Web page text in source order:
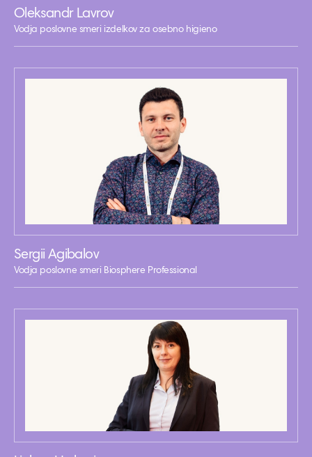
Oleksandr Lavrov
Vodja poslovne smeri izdelkov za osebno higieno
Sergii Agibalov
Vodja poslovne smeri Biosphere Professional